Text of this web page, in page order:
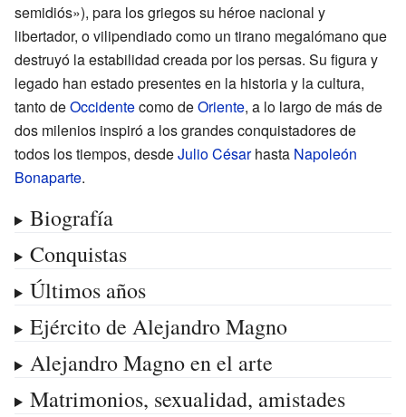
semidiós»), para los griegos su héroe nacional y
libertador, o vilipendiado como un tirano megalómano que
destruyó la estabilidad creada por los persas. Su figura y
legado han estado presentes en la historia y la cultura,
tanto deOccidentecomo deOriente, a lo largo de más de
dos milenios inspiró a los grandes conquistadores de
todos los tiempos, desdeJulio Césarhasta Napoleón
Bonaparte.
Biografía
Conquistas
Últimos años
Ejército de Alejandro Magno
Alejandro Magno en el arte
Matrimonios, sexualidad, amistades